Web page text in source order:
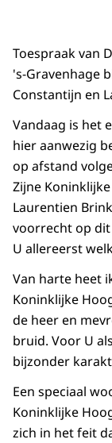
Toespraak van
's-Gravenhage
Constantijn en
Vandaag is het
hier aanwezig
op afstand
Zijne
Laurentien
voorrecht op
U allereerst
Van harte heet
Koninklijke
de heer en
bruid. Voor U
bijzonder
Een speciaal
Koninklijke
zich in het feit